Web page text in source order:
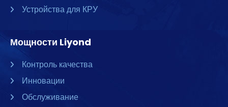
Устройства для КРУ
Мощности Liyond
Контроль качества
Инновации
Обслуживание